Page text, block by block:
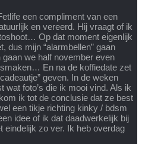
een compliment van een
en vereerd. Hij vraagt of ik
Op dat moment eigenlijk
dus mijn “alarmbellen” gaan
we half november even
En na de koffiedate zet
geven. In de weken
foto’s die ik mooi vind. Als ik
ik tot de conclusie dat ze best
een tikje richting kinky / bdsm
idee of ik dat daadwerkelijk bij
eindelijk zo ver. Ik heb overdag